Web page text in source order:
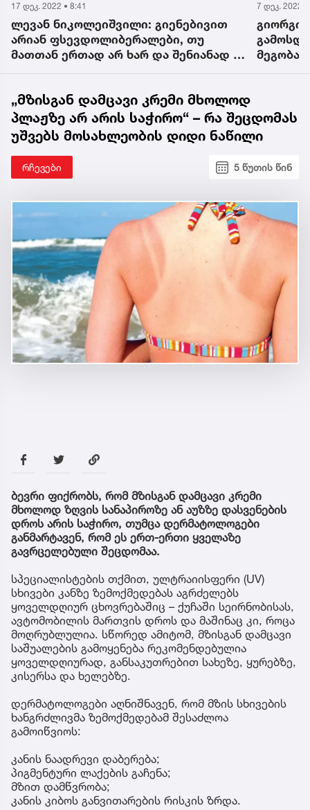
7 დეკ. 2022 • 15:39
გიორგი მშვენიერაძეს აქ არაფერი
გამოსდის და ჩვენს ყველაზე ერთგულ
მეგობარ სახელმწიფო აზერბაიჯანზე
10 დეკ.
სად
„მზისგან დამცავი კრემი მხოლოდ
პლაჟზე არ არის საჭირო“ – რა შეცდომას
უშვებს მოსახლეობის დიდი ნაწილი
რჩევები 5 წუთის წინ
ბევრი ფიქრობს, რომ მზისგან დამცავი კრემი
მხოლოდ ზღვის სანაპიროზე ან აუზზე დასვენების
დროს არის საჭირო, თუმცა დერმატოლოგები
განმარტავენ, რომ ეს ერთ-ერთი ყველაზე
გავრცელებული შეცდომაა.
სპეციალისტების თქმით, ულტრაიისფერი (UV)
სხივები კანზე ზემოქმედებას აგრძელებს
ყოველდღიურ ცხოვრებაშიც – ქუჩაში სეირნობისას,
ავტომობილის მართვის დროს და მაშინაც კი, როცა
მოღრუბლულია. სწორედ ამიტომ, მზისგან დამცავი
საშუალების გამოყენება რეკომენდებულია
ყოველდღიურად, განსაკუთრებით სახეზე, ყურებზე,
კისერსა და ხელებზე.
დერმატოლოგები აღნიშნავენ, რომ მზის სხივების
ხანგრძლივმა ზემოქმედებამ შესაძლოა
გამოიწვიოს:
კანის ნაადრევი დაბერება;
პიგმენტური ლაქების გაჩენა;
მზით დამწვრობა;
კანის კიბოს განვითარების რისკის ზრდა.